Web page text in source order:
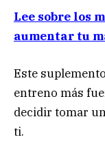
Lee sobre los
aumentar tu
Este
entreno más
decidir tomar
ti.